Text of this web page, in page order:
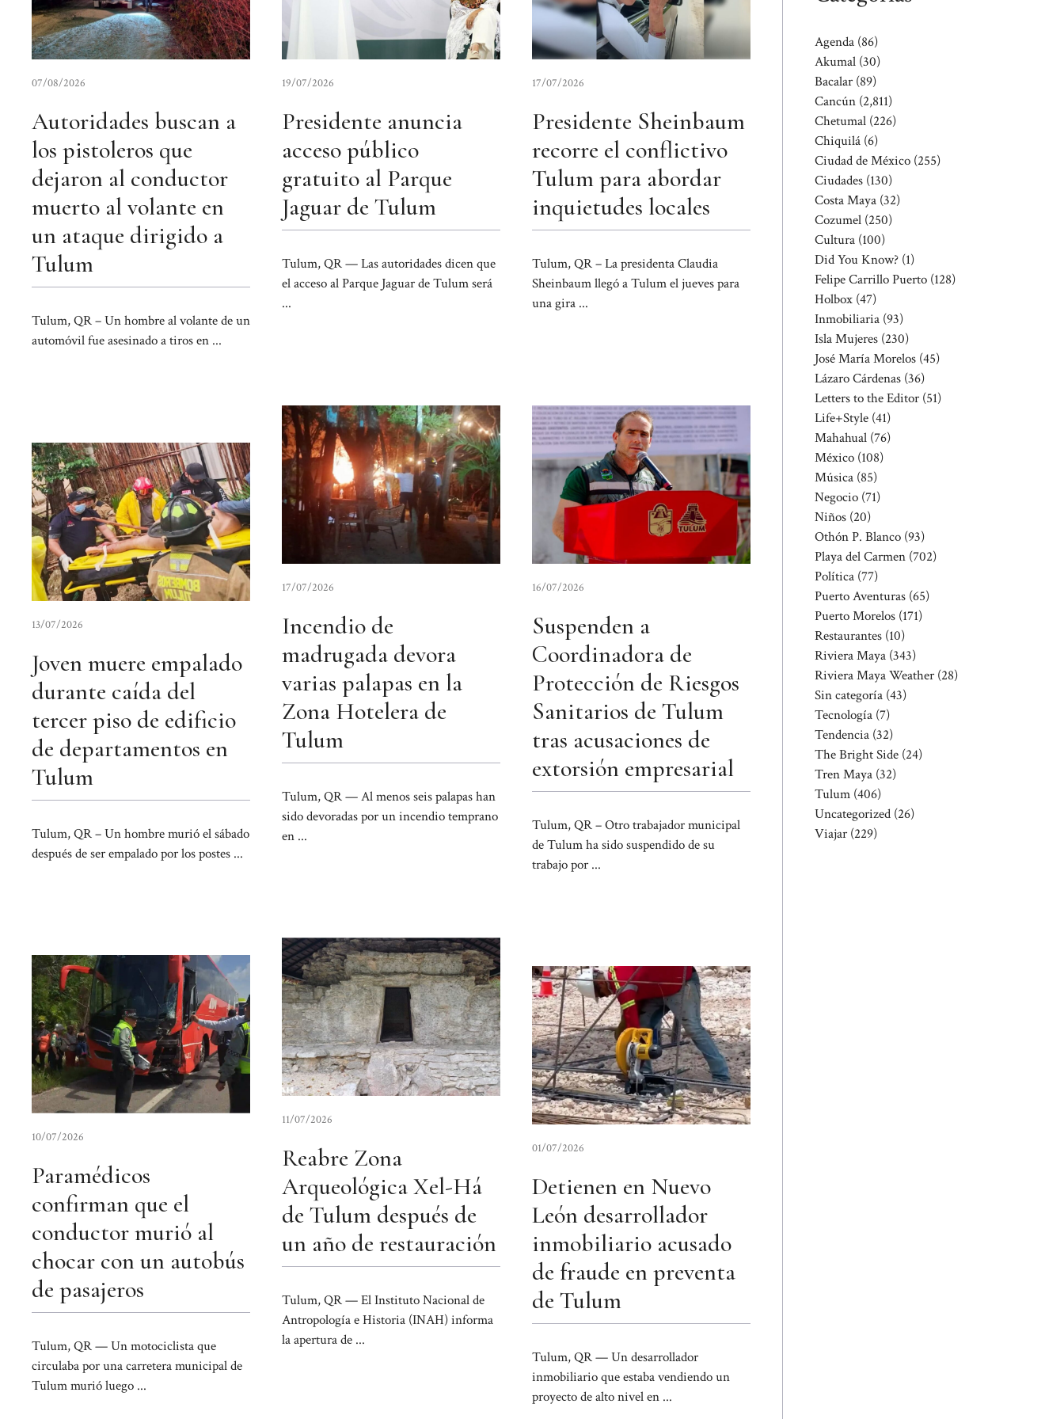
07/08/2026
Autoridades buscan a
los pistoleros que
dejaron al conductor
muerto al volante en
un ataque dirigido a
Tulum
Tulum, QR – Un hombre al volante de un
automóvil fue asesinado a tiros en ...
19/07/2026
Presidente anuncia
acceso público
gratuito al Parque
Jaguar de Tulum
Tulum, QR — Las autoridades dicen que
el acceso al Parque Jaguar de Tulum será
...
17/07/2026
Presidente Sheinbaum
recorre el conflictivo
Tulum para abordar
inquietudes locales
Tulum, QR – La presidenta Claudia
Sheinbaum llegó a Tulum el jueves para
una gira ...
17/07/2026
Incendio de
madrugada devora
varias palapas en la
Zona Hotelera de
Tulum
Tulum, QR — Al menos seis palapas han
sido devoradas por un incendio temprano
en ...
16/07/2026
Suspenden a
Coordinadora de
Protección de Riesgos
Sanitarios de Tulum
tras acusaciones de
extorsión empresarial
Tulum, QR – Otro trabajador municipal
de Tulum ha sido suspendido de su
trabajo por ...
13/07/2026
Joven muere empalado
durante caída del
tercer piso de edificio
de departamentos en
Tulum
Tulum, QR – Un hombre murió el sábado
después de ser empalado por los postes ...
11/07/2026
Reabre Zona
Arqueológica Xel-Há
de Tulum después de
un año de restauración
Tulum, QR — El Instituto Nacional de
Antropología e Historia (INAH) informa
la apertura de ...
10/07/2026
Paramédicos
confirman que el
conductor murió al
chocar con un autobús
de pasajeros
Tulum, QR — Un motociclista que
circulaba por una carretera municipal de
Tulum murió luego ...
01/07/2026
Detienen en Nuevo
León desarrollador
inmobiliario acusado
de fraude en preventa
de Tulum
Tulum, QR — Un desarrollador
inmobiliario que estaba vendiendo un
proyecto de alto nivel en ...
Agenda (86)
Akumal (30)
Bacalar (89)
Cancún (2,811)
Chetumal (226)
Chiquilá (6)
Ciudad de México (255)
Ciudades (130)
Costa Maya (32)
Cozumel (250)
Cultura (100)
Did You Know? (1)
Felipe Carrillo Puerto (128)
Holbox (47)
Inmobiliaria (93)
Isla Mujeres (230)
José María Morelos (45)
Lázaro Cárdenas (36)
Letters to the Editor (51)
Life+Style (41)
Mahahual (76)
México (108)
Música (85)
Negocio (71)
Niños (20)
Othón P. Blanco (93)
Playa del Carmen (702)
Política (77)
Puerto Aventuras (65)
Puerto Morelos (171)
Restaurantes (10)
Riviera Maya (343)
Riviera Maya Weather (28)
Sin categoría (43)
Tecnología (7)
Tendencia (32)
The Bright Side (24)
Tren Maya (32)
Tulum (406)
Uncategorized (26)
Viajar (229)